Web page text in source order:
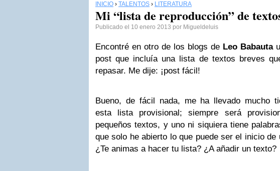
INICIO › TALENTOS › LITERATURA
Mi “lista de reproducción” de
Publicado el 10 enero 2013 por Migueldeluis
Encontré en otro de los blogs de Leo Babauta
post que incluía una lista de textos breves
repasar. Me dije: ¡post fácil!
Bueno, de fácil nada, me ha llevado mucho
esta lista provisional; siempre será
pequeños textos, y uno ni siquiera tiene
que solo he abierto lo que puede ser el inicio de
¿Te animas a hacer tu lista? ¿A añadir un texto?